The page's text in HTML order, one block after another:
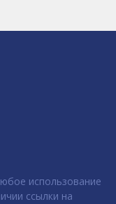
использование
ссылки на